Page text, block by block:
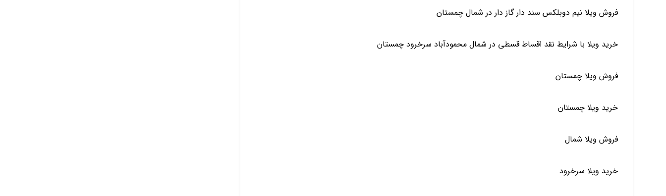
فروش ویلا نیم دوبلکس سند دار گاز دار در شمال چمستان
خرید ویلا با شرایط نقد اقساط قسطی در شمال محمودآباد سرخرود چمستان
فروش ویلا چمستان
خرید ویلا چمستان
فروش ویلا شمال
خرید ویلا سرخرود